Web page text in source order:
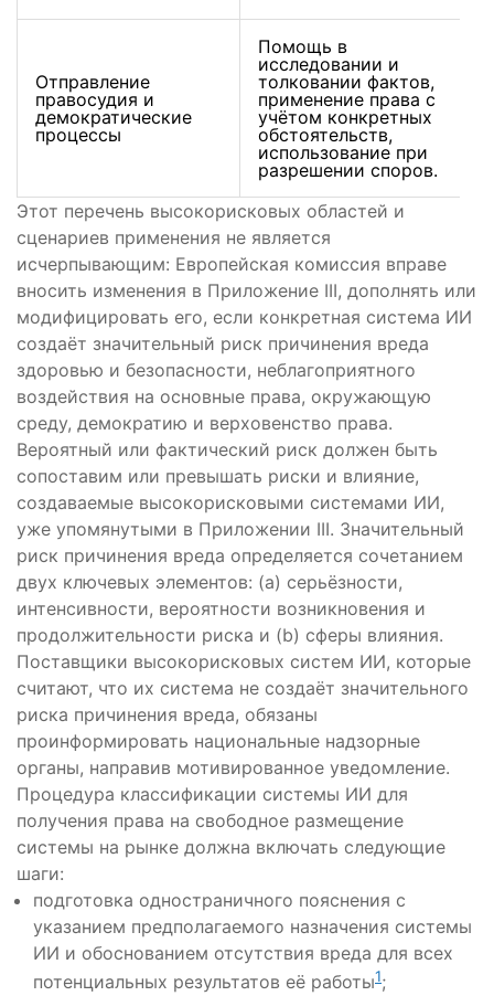
Отправление
правосудия и
демократические
процессы
Помощь в
исследовании и
толковании фактов,
применение права с
учётом конкретных
обстоятельств,
использование при
разрешении споров.
Этот перечень высокорисковых областей и
сценариев применения не является
исчерпывающим: Европейская комиссия вправе
вносить изменения в Приложение III, дополнять или
модифицировать его, если конкретная система ИИ
создаёт значительный риск причинения вреда
здоровью и безопасности, неблагоприятного
воздействия на основные права, окружающую
среду, демократию и верховенство права.
Вероятный или фактический риск должен быть
сопоставим или превышать риски и влияние,
создаваемые высокорисковыми системами ИИ,
уже упомянутыми в Приложении III. Значительный
риск причинения вреда определяется сочетанием
двух ключевых элементов: (a) серьёзности,
интенсивности, вероятности возникновения и
продолжительности риска и (b) сферы влияния.
Поставщики высокорисковых систем ИИ, которые
считают, что их система не создаёт значительного
риска причинения вреда, обязаны
проинформировать национальные надзорные
органы, направив мотивированное уведомление.
Процедура классификации системы ИИ для
получения права на свободное размещение
системы на рынке должна включать следующие
шаги:
подготовка одностраничного пояснения с
указанием предполагаемого назначения системы
ИИ и обоснованием отсутствия вреда для всех
потенциальных результатов её работы1;